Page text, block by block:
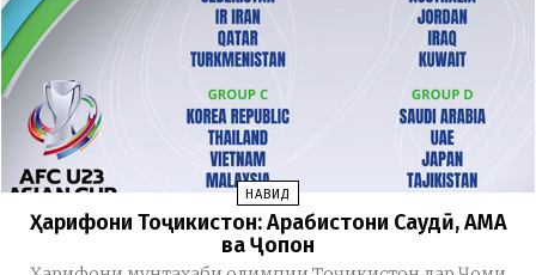
НАВИД
Ҳарифони Тоҷикистон: Арабистони Саудӣ, АМА
ва Ҷопон